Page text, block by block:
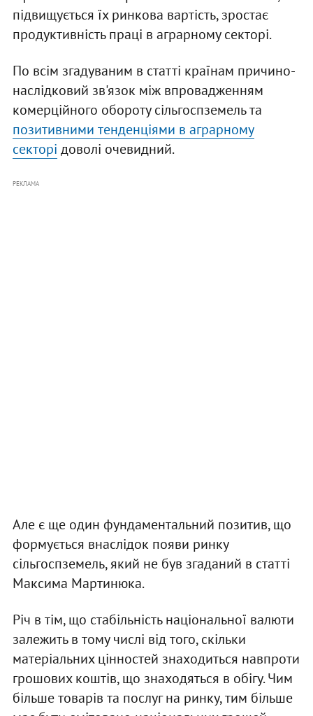
підвищується їх ринкова вартість, зростає
продуктивність праці в аграрному секторі.
По всім згадуваним в статті країнам причино-
наслідковий зв'язок між впровадженням
комерційного обороту сільгоспземель та
позитивними тенденціями в аграрному
секторі доволі очевидний.
РЕКЛАМА
Але є ще один фундаментальний позитив, що
формується внаслідок появи ринку
сільгоспземель, який не був згаданий в статті
Максима Мартинюка.
Річ в тім, що стабільність національної валюти
залежить в тому числі від того, скільки
матеріальних цінностей знаходиться навпроти
грошових коштів, що знаходяться в обігу. Чим
більше товарів та послуг на ринку, тим більше